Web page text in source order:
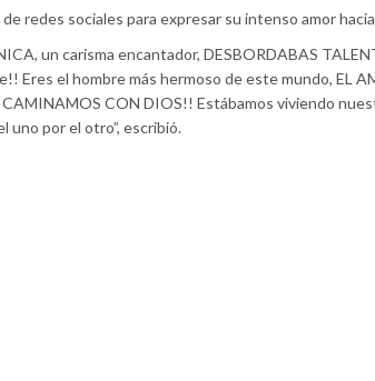
redes sociales para expresar su intenso amor
un carisma encantador, DESBORDABAS
Eres el hombre más hermoso de este mundo, EL
CON DIOS!! Estábamos viviendo
uno por el otro”, escribió.